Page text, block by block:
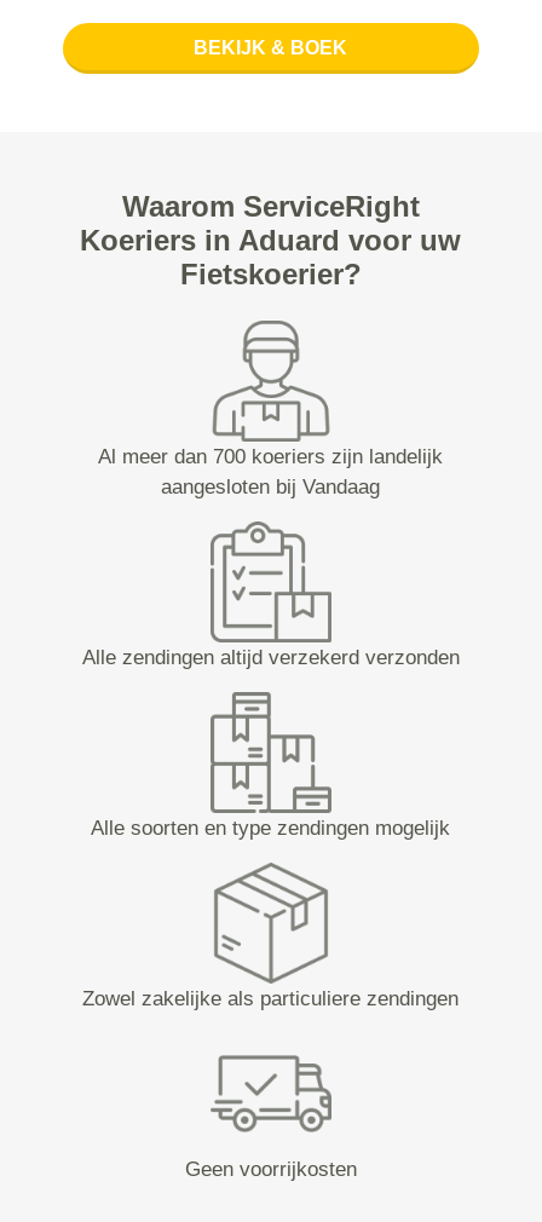
BEKIJK & BOEK
Waarom ServiceRight
Koeriers in Aduard voor uw
Fietskoerier?
Al meer dan 700 koeriers zijn landelijk
aangesloten bij Vandaag
Alle zendingen altijd verzekerd verzonden
Alle soorten en type zendingen mogelijk
Zowel zakelijke als particuliere zendingen
Geen voorrijkosten